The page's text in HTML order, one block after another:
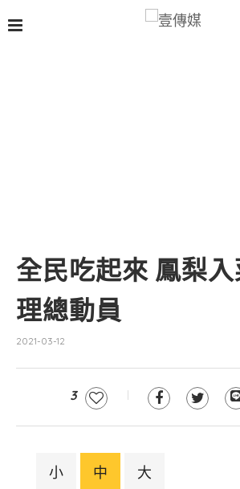
全民吃起來 鳳梨
理總動員
2021-03-12
3
小 中 大